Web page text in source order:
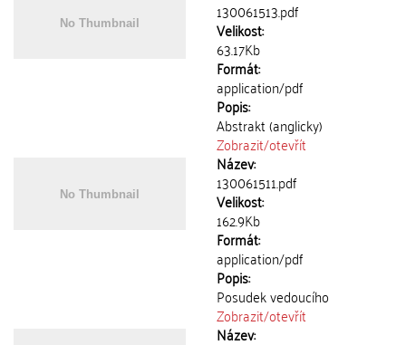
130061513.pdf
Velikost:
63.17Kb
Formát:
application/pdf
Popis:
Abstrakt (anglicky)
Zobrazit/otevřít
Název:
130061511.pdf
Velikost:
162.9Kb
Formát:
application/pdf
Popis:
Posudek vedoucího
Zobrazit/otevřít
Název: